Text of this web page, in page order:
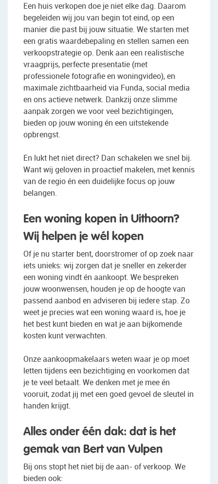
Een huis verkopen doe je niet elke dag. Daarom
begeleiden wij jou van begin tot eind, op een
manier die past bij jouw situatie. We starten met
een gratis waardebepaling en stellen samen een
verkoopstrategie op. Denk aan een realistische
vraagprijs, perfecte presentatie (met
professionele fotografie en woningvideo), en
maximale zichtbaarheid via Funda, social media
en ons actieve netwerk. Dankzij onze slimme
aanpak zorgen we voor veel bezichtigingen,
bieden op jouw woning én een uitstekende
opbrengst.
En lukt het niet direct? Dan schakelen we snel bij.
Want wij geloven in proactief makelen, met kennis
van de regio én een duidelijke focus op jouw
belangen.
Een woning kopen in Uithoorn?
Wij helpen je wél kopen
Of je nu starter bent, doorstromer of op zoek naar
iets unieks: wij zorgen dat je sneller en zekerder
een woning vindt én aankoopt. We bespreken
jouw woonwensen, houden je op de hoogte van
passend aanbod en adviseren bij iedere stap. Zo
weet je precies wat een woning waard is, hoe je
het best kunt bieden en wat je aan bijkomende
kosten kunt verwachten.
Onze aankoopmakelaars weten waar je op moet
letten tijdens een bezichtiging en voorkomen dat
je te veel betaalt. We denken met je mee én
vooruit, zodat jij met een goed gevoel de sleutel in
handen krijgt.
Alles onder één dak: dat is het
gemak van Bert van Vulpen
Bij ons stopt het niet bij de aan- of verkoop. We
bieden ook: